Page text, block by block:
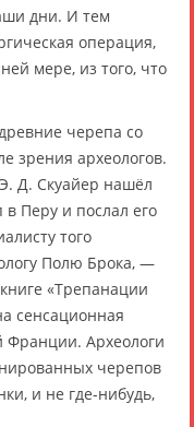
дни. И тем
операция,
мере, из того, что
черепа со
зрения археологов.
Д. Скуайер нашёл
Перу и послал его
того
Полю Брока, —
«Трепанации
сенсационная
Франции. Археологи
черепов
и не где-нибудь,